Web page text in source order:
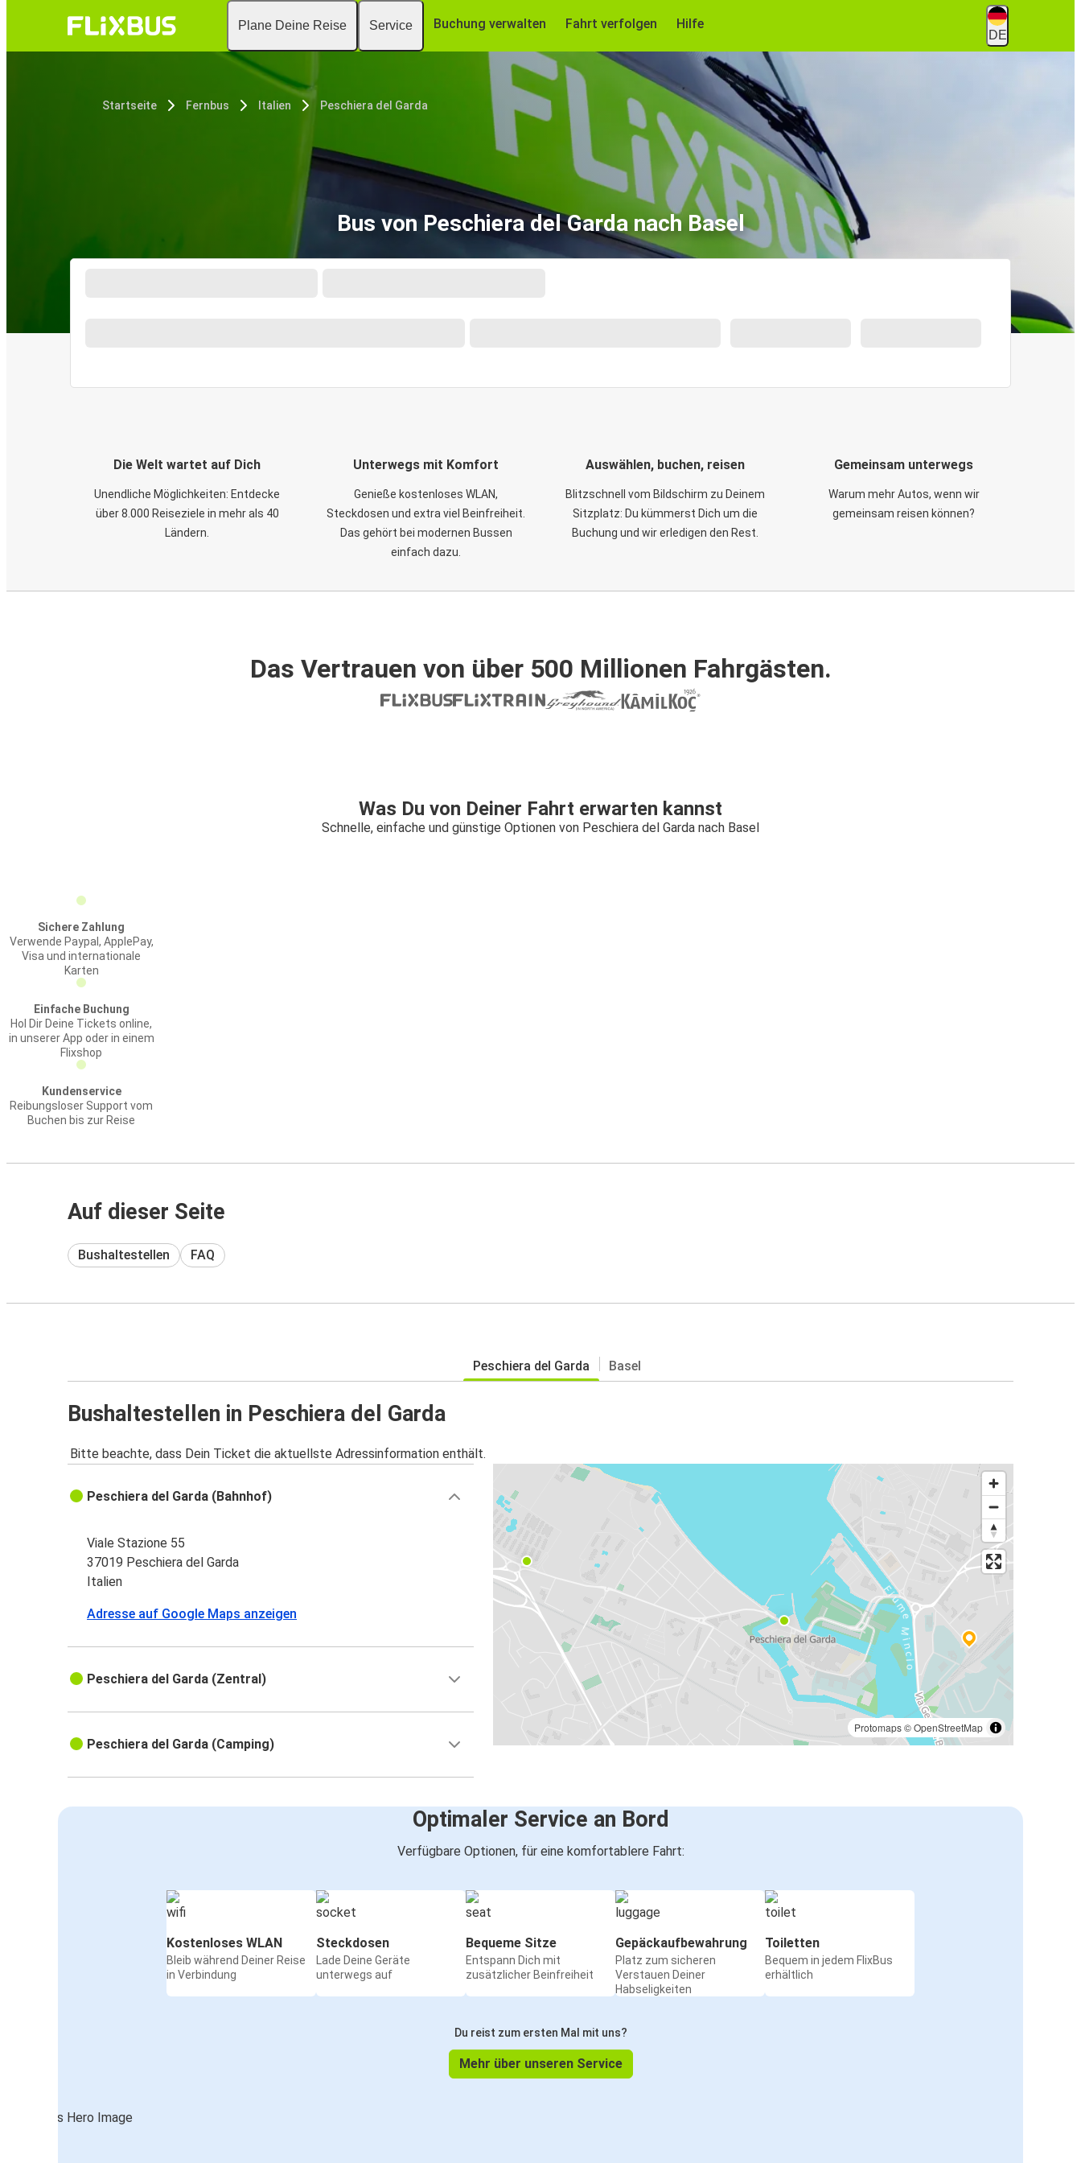
Plane Deine Reise Service Buchung verwalten Fahrt verfolgen Hilfe
DE
Startseite Fernbus Italien Peschiera del Garda
Bus von Peschiera del Garda nach Basel
Die Welt wartet auf Dich
Unendliche Möglichkeiten: Entdecke
über 8.000 Reiseziele in mehr als 40
Ländern.
Unterwegs mit Komfort
Genieße kostenloses WLAN,
Steckdosen und extra viel Beinfreiheit.
Das gehört bei modernen Bussen
einfach dazu.
Auswählen, buchen, reisen
Blitzschnell vom Bildschirm zu Deinem
Sitzplatz: Du kümmerst Dich um die
Buchung und wir erledigen den Rest.
Gemeinsam unterwegs
Warum mehr Autos, wenn wir
gemeinsam reisen können?
Das Vertrauen von über 500 Millionen Fahrgästen.
Was Du von Deiner Fahrt erwarten kannst
Schnelle, einfache und günstige Optionen von Peschiera del Garda nach Basel
Sichere Zahlung
Verwende Paypal, ApplePay,
Visa und internationale
Karten
Einfache Buchung
Hol Dir Deine Tickets online,
in unserer App oder in einem
Flixshop
Kundenservice
Reibungsloser Support vom
Buchen bis zur Reise
Auf dieser Seite
Bushaltestellen FAQ
Peschiera del Garda Basel
Bushaltestellen in Peschiera del Garda
Bitte beachte, dass Dein Ticket die aktuellste Adressinformation enthält.
Protomaps©OpenStreetMap
Peschiera del Garda (Bahnhof)
Viale Stazione 55
37019 Peschiera del Garda
Italien
Adresse auf Google Maps anzeigen
Peschiera del Garda (Zentral)
Peschiera del Garda (Camping)
Optimaler Service an Bord
Verfügbare Optionen, für eine komfortablere Fahrt:
Kostenloses WLAN
Bleib während Deiner Reise
in Verbindung
Steckdosen
Lade Deine Geräte
unterwegs auf
Bequeme Sitze
Entspann Dich mit
zusätzlicher Beinfreiheit
Gepäckaufbewahrung
Platz zum sicheren
Verstauen Deiner
Habseligkeiten
Toiletten
Bequem in jedem FlixBus
erhältlich
Du reist zum ersten Mal mit uns?
Mehr über unseren Service